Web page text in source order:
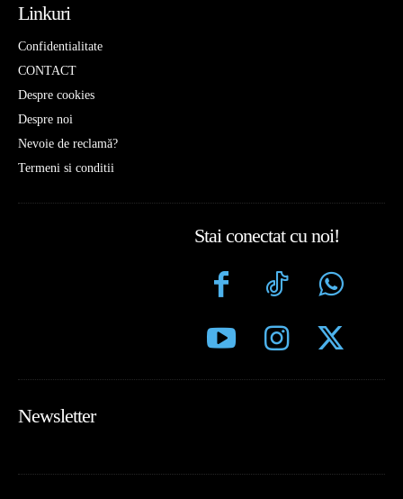
Linkuri
Confidentialitate
CONTACT
Despre cookies
Despre noi
Nevoie de reclamă?
Termeni si conditii
Stai conectat cu noi!
Newsletter